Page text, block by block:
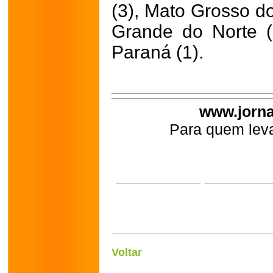
(3), Mato Grosso
Grande do Norte
Paraná (1).
Para quem
Voltar